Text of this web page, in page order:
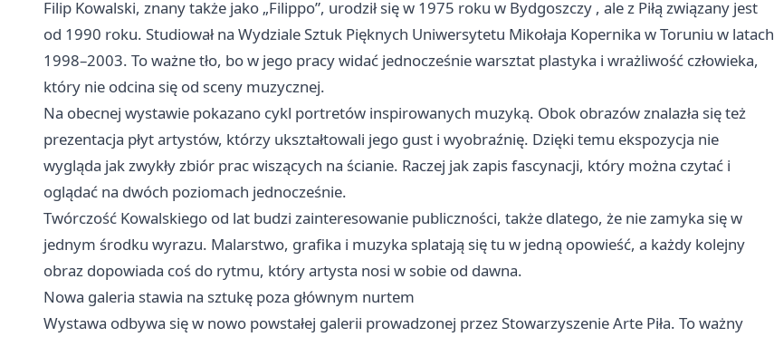
Filip Kowalski, znany także jako „Filippo”, urodził się w 1975 roku w Bydgoszczy , ale z Piłą związany jest
od 1990 roku. Studiował na Wydziale Sztuk Pięknych Uniwersytetu Mikołaja Kopernika wToruniu w latach
1998–2003. To ważne tło, bo w jego pracy widać jednocześnie warsztat plastyka i wrażliwość człowieka,
który nie odcina się od sceny muzycznej.
Na obecnej wystawie pokazano cykl portretów inspirowanych muzyką. Obok obrazów znalazła się też
prezentacja płyt artystów, którzy ukształtowali jego gust i wyobraźnię. Dzięki temu ekspozycja nie
wygląda jak zwykły zbiór prac wiszących na ścianie. Raczej jak zapis fascynacji, który można czytać i
oglądać na dwóch poziomach jednocześnie.
Twórczość Kowalskiego od lat budzi zainteresowanie publiczności, także dlatego, że nie zamyka się w
jednym środku wyrazu. Malarstwo, grafika i muzyka splatają się tu w jedną opowieść, a każdy kolejny
obraz dopowiada coś do rytmu, który artysta nosi w sobie od dawna.
Nowa galeria stawia na sztukę poza głównym nurtem
Wystawa odbywa się w nowo powstałej galerii prowadzonej przez Stowarzyszenie Arte Piła. To ważny